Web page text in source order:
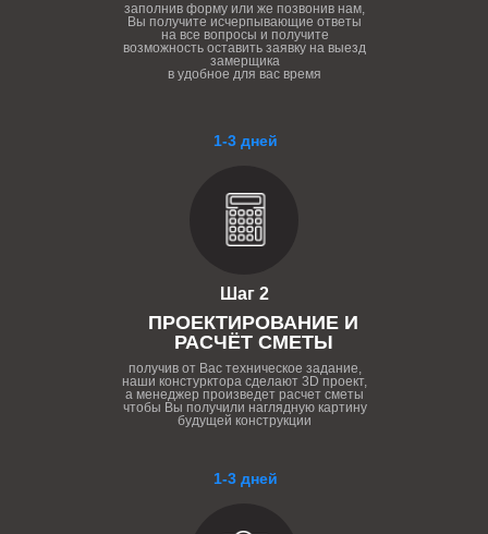
1-3 дней
1-3 дней
Шаг 2
ПРОЕКТИРОВАНИЕ И
РАСЧЁТ СМЕТЫ
получив от Вас техническое задание,
наши констурктора сделают 3D проект,
а менеджер произведет расчет сметы
чтобы Вы получили наглядную картину
будущей конструкции
заполнив форму или же позвонив нам,
Вы получите исчерпывающие ответы
на все вопросы и получите
возможность оставить заявку на выезд
замерщика
в удобное для вас время